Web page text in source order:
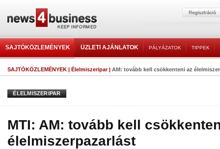
SAJTÓKÖZLEMÉNYEK ÜZLETI AJÁNLATOK PÁLYÁZATOK TIPPEK
SAJTÓKÖZLEMÉNYEK | Élelmiszeripar| AM: tovább kell csökkenteni az
ÉLELMISZERIPAR
MTI: AM: tovább kell
élelmiszerpazarlást